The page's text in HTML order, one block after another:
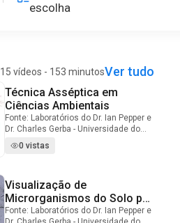
escolha
15 vídeos - 153 minutosVer tudo
Técnica Asséptica em
Ciências Ambientais
Fonte: Laboratórios do Dr. Ian Pepper e
Dr. Charles Gerba - Universidade do
Luisa Ikner A técnica asséptica é uma
ambiental que requer um equilíbrio de
atenção plena e prática em
laboratório. O uso adequado desta
técnica reduz a probabilidade de
Video Duration: 10 minutes and 48 seconds
0 vistas
Visualização de
Microrganismos do Solo por
Meio do Ensaio de Lâmina
Fonte: Laboratórios do Dr. Ian Pepper e
Video Duration: 10 minutes and 4 seconds